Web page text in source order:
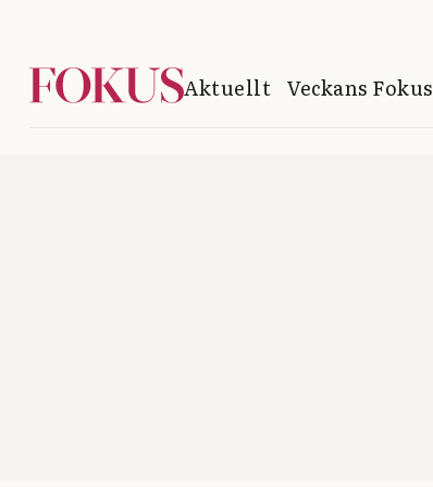
Aktuellt Veckans Fokus